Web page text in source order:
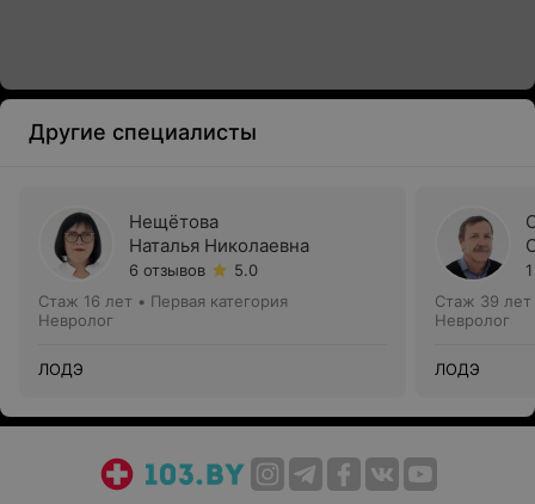
Другие специалисты
Нещётова
Наталья Николаевна
6 отзывов
5.0
Стаж 16 лет • Первая категория
Невролог
ЛОДЭ
Стаж 39 лет
Невролог
ЛОДЭ